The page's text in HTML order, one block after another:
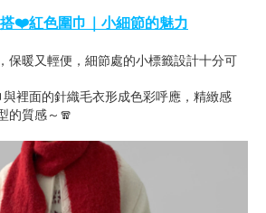
❤️紅色圍巾｜小細節的魅力
保暖又輕便，細節處的小標籤設計十分可
與裡面的針織毛衣形成色彩呼應，精緻感
的質感～🧣